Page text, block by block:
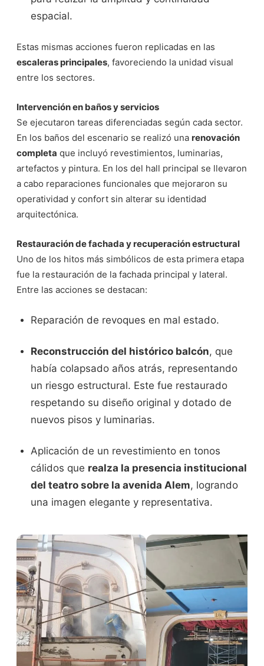
espacial.
Estas mismas acciones fueron replicadas en las
escaleras principales, favoreciendo la unidad visual
entre los sectores.
Intervención en baños y servicios
Se ejecutaron tareas diferenciadas según cada sector.
En los baños del escenario se realizó una renovación
completa que incluyó revestimientos, luminarias,
artefactos y pintura. En los del hall principal se llevaron
a cabo reparaciones funcionales que mejoraron su
operatividad y confort sin alterar su identidad
arquitectónica.
Restauración de fachada y recuperación estructural
Uno de los hitos más simbólicos de esta primera etapa
fue la restauración de la fachada principal y lateral.
Entre las acciones se destacan:
Reparación de revoques en mal estado.
Reconstrucción del histórico balcón, que
había colapsado años atrás, representando
un riesgo estructural. Este fue restaurado
respetando su diseño original y dotado de
nuevos pisos y luminarias.
Aplicación de un revestimiento en tonos
cálidos que realza la presencia institucional
del teatro sobre la avenida Alem, logrando
una imagen elegante y representativa.